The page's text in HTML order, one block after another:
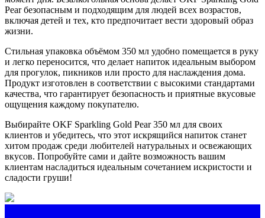
Pear безопасным и подходящим для людей всех возрастов,
включая детей и тех, кто предпочитает вести здоровый образ
жизни.
Стильная упаковка объёмом 350 мл удобно помещается в руку
и легко переносится, что делает напиток идеальным выбором
для прогулок, пикников или просто для наслаждения дома.
Продукт изготовлен в соответствии с высокими стандартами
качества, что гарантирует безопасность и приятные вкусовые
ощущения каждому покупателю.
Выбирайте OKF Sparkling Gold Pear 350 мл для своих
клиентов и убедитесь, что этот искрящийся напиток станет
хитом продаж среди любителей натуральных и освежающих
вкусов. Попробуйте сами и дайте возможность вашим
клиентам насладиться идеальным сочетанием искристости и
сладости груши!